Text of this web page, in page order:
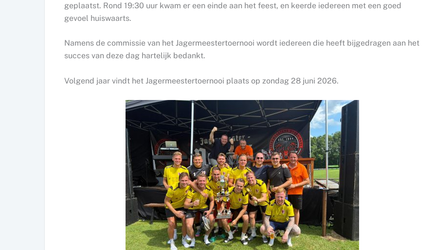
geplaatst. Rond 19:30 uur kwam er een einde aan het feest, en keerde iedereen met een goed
gevoel huiswaarts.
Namens de commissie van het Jagermeestertoernooi wordt iedereen die heeft bijgedragen aan het
succes van deze dag hartelijk bedankt.
Volgend jaar vindt het Jagermeestertoernooi plaats op zondag 28 juni 2026.